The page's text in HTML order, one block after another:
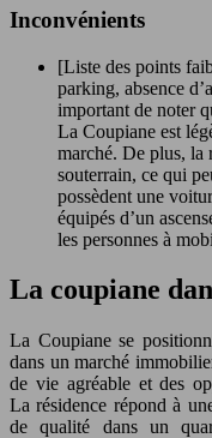
Inconvénients
[Liste des points
parking, absence
important de noter
La Coupiane est
marché. De plus, la
souterrain, ce qui
possèdent une
équipés d’un
les personnes à
La coupiane
La Coupiane se
dans un marché
de vie agréable et des
La résidence répond à
de qualité dans un